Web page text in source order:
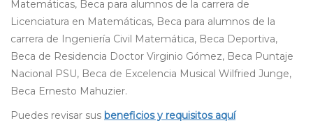
Matemáticas, Beca para alumnos de la carrera de
Licenciatura en Matemáticas, Beca para alumnos de la
carrera de Ingeniería Civil Matemática, Beca Deportiva,
Beca de Residencia Doctor Virginio Gómez, Beca Puntaje
Nacional PSU, Beca de Excelencia Musical Wilfried Junge,
Beca Ernesto Mahuzier.
Puedes revisar sus beneficios y requisitos aquí